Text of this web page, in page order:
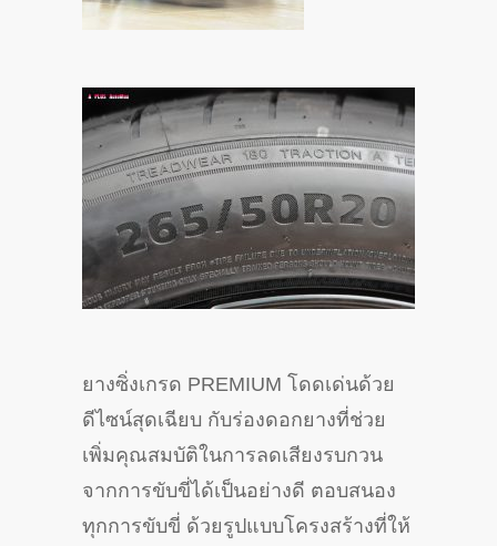
ยางซิ่งเกรด PREMIUM โดดเด่นด้วย
ดีไซน์สุดเฉียบ กับร่องดอกยางที่ช่วย
เพิ่มคุณสมบัติในการลดเสียงรบกวน
จากการขับขี่ได้เป็นอย่างดี ตอบสนอง
ทุกการขับขี่ ด้วยรูปแบบโครงสร้างที่ให้